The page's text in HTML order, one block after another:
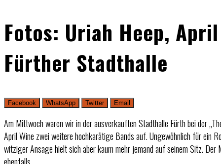
Fotos: Uriah Heep,
Fürther Stadthalle
Facebook WhatsApp Twitter Email
Am Mittwoch waren wir in der ausverkauften Stadthalle Fürth bei der
April Wine zwei weitere hochkarätige Bands auf. Ungewöhnlich für ein
witziger Ansage hielt sich aber kaum mehr jemand auf seinem Sitz.
ebenfalls.